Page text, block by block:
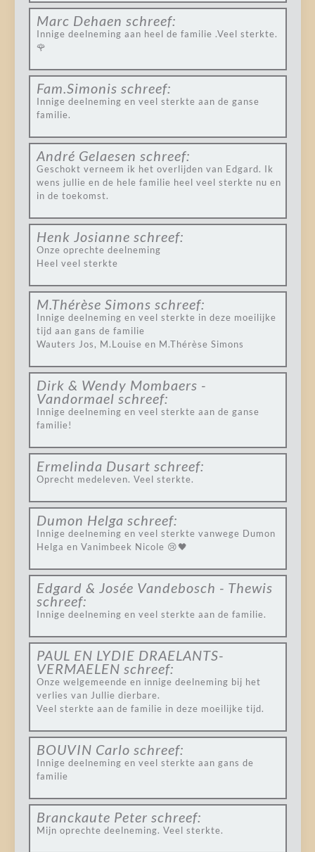
Marc Dehaen schreef:
Innige deelneming aan heel de familie .Veel sterkte.
🌹
Fam.Simonis schreef:
Innige deelneming en veel sterkte aan de ganse
familie.
André Gelaesen schreef:
Geschokt verneem ik het overlijden van Edgard. Ik
wens jullie en de hele familie heel veel sterkte nu en
in de toekomst.
Henk Josianne schreef:
Onze oprechte deelneming
Heel veel sterkte
M.Thérèse Simons schreef:
Innige deelneming en veel sterkte in deze moeilijke
tijd aan gans de familie
Wauters Jos, M.Louise en M.Thérèse Simons
Dirk & Wendy Mombaers -
Vandormael schreef:
Innige deelneming en veel sterkte aan de ganse
familie!
Ermelinda Dusart schreef:
Oprecht medeleven. Veel sterkte.
Dumon Helga schreef:
Innige deelneming en veel sterkte vanwege Dumon
Helga en Vanimbeek Nicole 😢🖤
Edgard & Josée Vandebosch - Thewis
schreef:
Innige deelneming en veel sterkte aan de familie.
PAUL EN LYDIE DRAELANTS-
VERMAELEN schreef:
Onze welgemeende en innige deelneming bij het
verlies van Jullie dierbare.
Veel sterkte aan de familie in deze moeilijke tijd.
BOUVIN Carlo schreef:
Innige deelneming en veel sterkte aan gans de
familie
Branckaute Peter schreef:
Mijn oprechte deelneming. Veel sterkte.